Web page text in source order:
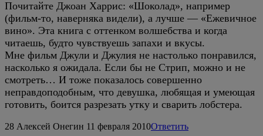
Почитайте Джоан Харрис: «Шоколад», например
(фильм-то, наверняка видели), а лучше — «Ежевичное
вино». Эта книга с оттенком волшебства и когда
читаешь, будто чувствуешь запахи и вкусы.
Мне фильм Джули и Джулия не настолько понравился,
насколько я ожидала. Если бы не Стрип, можно и не
смотреть… И тоже показалось совершенно
неправдоподобным, что девушка, любящая и умеющая
готовить, боится разрезать утку и сварить лобстера.
28 Алексей Онегин 11 февраля 2010Ответить